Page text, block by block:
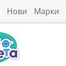
Нови Марки